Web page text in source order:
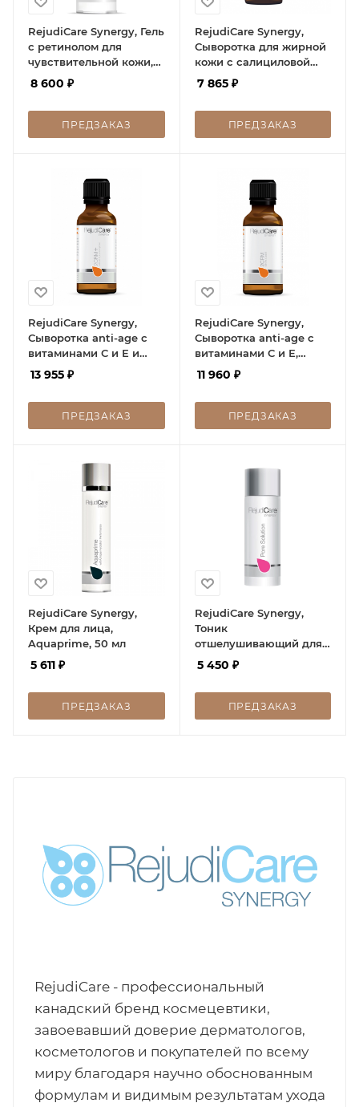
RejudiCare Synergy, Гель
с ретинолом для
чувствительной кожи,
Retinol SRX Mild, 30 мл
8 600 ₽
ПРЕДЗАКАЗ
RejudiCare Synergy,
Сыворотка для жирной
кожи с салициловой
кислотой, 2CRM Sal, 30
7 865₽
ПРЕДЗАКАЗ
RejudiCare Synergy,
Сыворотка anti-age с
витаминами С и Е и
пептидами, 2CRM+
Serum, 30 мл
13 955 ₽
ПРЕДЗАКАЗ
RejudiCare Synergy,
Сыворотка anti-age с
витаминами С и Е,
2CRM Serum, 30 мл
11 960 ₽
ПРЕДЗАКАЗ
RejudiCare Synergy,
Крем для лица,
Aquaprime, 50 мл
5 611 ₽
ПРЕДЗАКАЗ
RejudiCare Synergy,
Тоник
отшелушивающий для
жирной кожи, Pore
5 450 ₽
ПРЕДЗАКАЗ
RejudiCare - профессиональный
канадский бренд космецевтики,
завоевавший доверие дерматологов,
косметологов и покупателей по всему
миру благодаря научно обоснованным
формулам и видимым результатам ухода